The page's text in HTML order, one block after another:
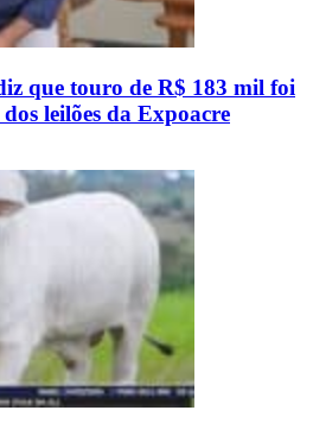
que touro de R$ 183 mil foi
leilões da Expoacre